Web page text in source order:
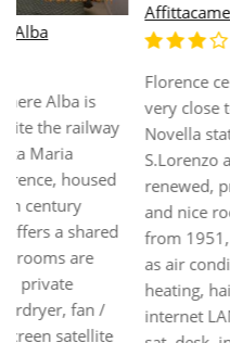
Affittacamere Casa Billi
Florence centrally located,
very close to Santa Maria
Novella station and Uffizi, in
S.Lorenzo area, now
renewed, provides cheap
and nice rooms and studios,
from 1951, with all comforts
as air conditioned, fan,
heating, hairdryer, free
internet LAN or WI FI, tv, tv